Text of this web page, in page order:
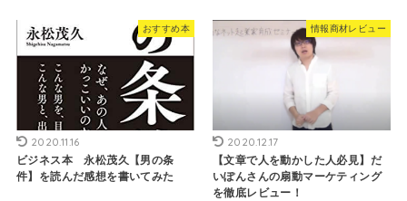
おすすめ本
2020.11.16
ビジネス本 永松茂久【男の条
件】を読んだ感想を書いてみた
情報商材レビュー
2020.12.17
【文章で人を動かした人必見】だ
いぽんさんの扇動マーケティング
を徹底レビュー！